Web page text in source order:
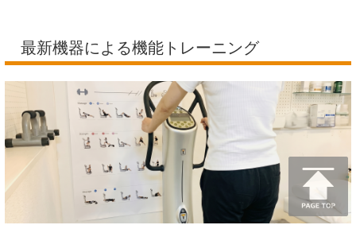
最新機器による機能トレーニング